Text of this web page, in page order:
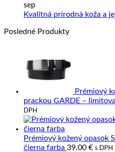
sep
Kvalitná prírodná koža a
Posledné Produkty
Prémiový
prackou GARDE –
DPH
Prémiový kožený opasok
čierna farba 39.00 € s DPH